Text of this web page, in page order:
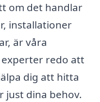
om det handlar
installationer
är våra
redo att
dig att hitta
just dina behov.